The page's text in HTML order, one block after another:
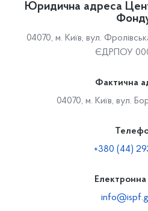
Юридична адреса
04070, м. Київ, вул.
ЄДРПОУ
Фактична
04070, м. Київ, вул.
+380 (44)